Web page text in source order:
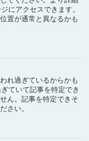
にアクセスできます。
置が通常と異なるかも
れ過ぎているからかも
ていて記事を特定でき
ん。記事を特定できそ
さい。